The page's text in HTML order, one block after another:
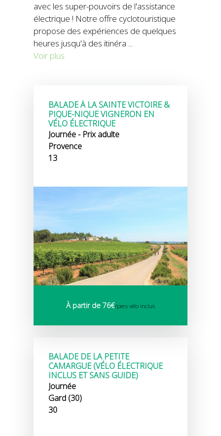
avec les super-pouvoirs de l'assistance
électrique ! Notre offre cyclotouristique
propose des expériences de quelques
heures jusqu'à des itinéra ...
Voir plus
BALADE À LA SAINTE VICTOIRE &
PIQUE-NIQUE VIGNERON EN
VÉLO ÉLECTRIQUE
Journée - Prix adulte
Provence
13
À partir de 76€/pers vélo inclus
BALADE DE LA PETITE
CAMARGUE (VÉLO ÉLECTRIQUE
INCLUS ET SANS GUIDE)
Journée
Gard (30)
30